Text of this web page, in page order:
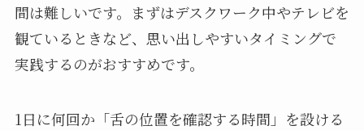
間は難しいです。まずはデスクワーク中やテレビを
観ているときなど、思い出しやすいタイミングで
実践するのがおすすめです。
1日に何回か「舌の位置を確認する時間」を設ける